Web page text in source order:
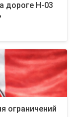
дороге Н-03
ограничений